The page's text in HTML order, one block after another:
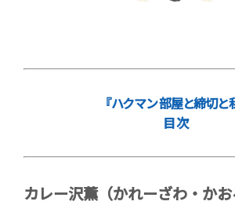
『ハクマン 部屋と締切と
目 次
カレー沢薫（かれーざわ・かお